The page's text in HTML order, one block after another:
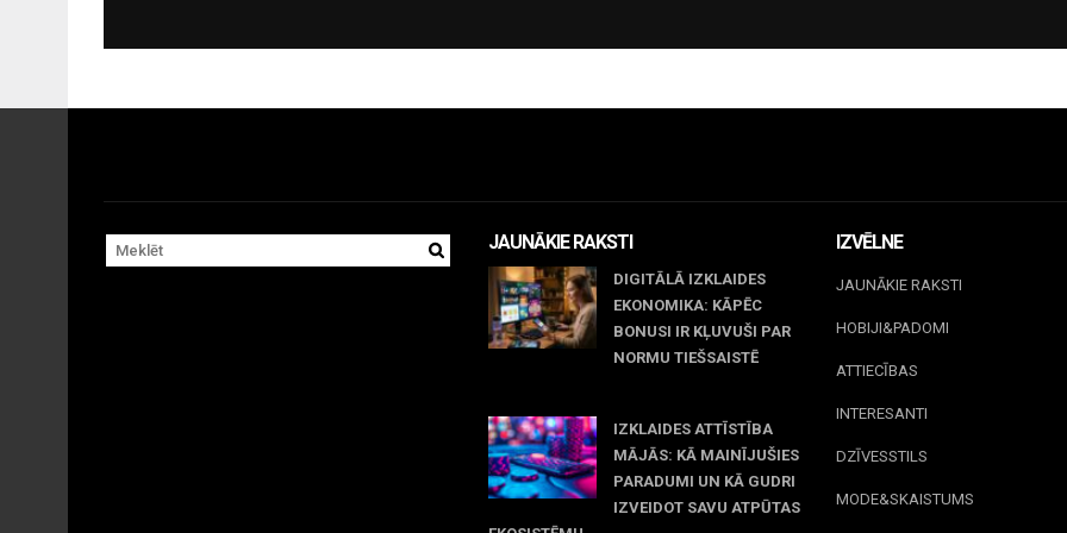
JAUNĀKIE RAKSTI
DIGITĀLĀ IZKLAIDES
EKONOMIKA: KĀPĒC
BONUSI IR KĻUVUŠI PAR
NORMU TIEŠSAISTĒ
IZKLAIDES ATTĪSTĪBA
MĀJĀS: KĀ MAINĪJUŠIES
PARADUMI UN KĀ GUDRI
IZVEIDOT SAVU ATPŪTAS
IZVĒLNE
JAUNĀKIE RAKSTI
HOBIJI&PADOMI
ATTIECĪBAS
INTERESANTI
DZĪVESSTILS
MODE&SKAISTUMS